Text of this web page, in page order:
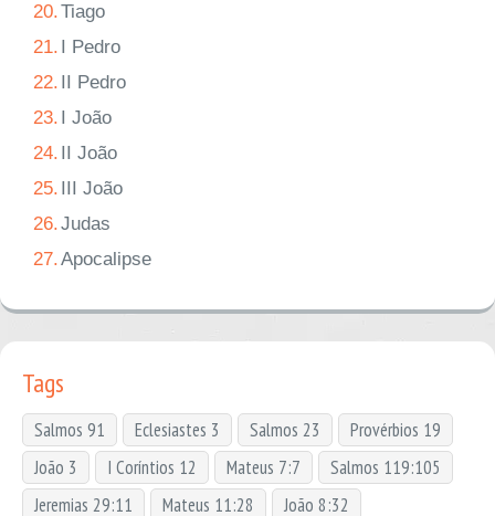
20.Tiago
21. I Pedro
22. II Pedro
23. I João
24. II João
25. III João
26.Judas
27.Apocalipse
Tags
Salmos 91 Eclesiastes 3 Salmos 23
Provérbios 19
João 3
I Coríntios 12 Mateus 7:7
Salmos 119:105
Jeremias 29:11
Mateus 11:28 João 8:32